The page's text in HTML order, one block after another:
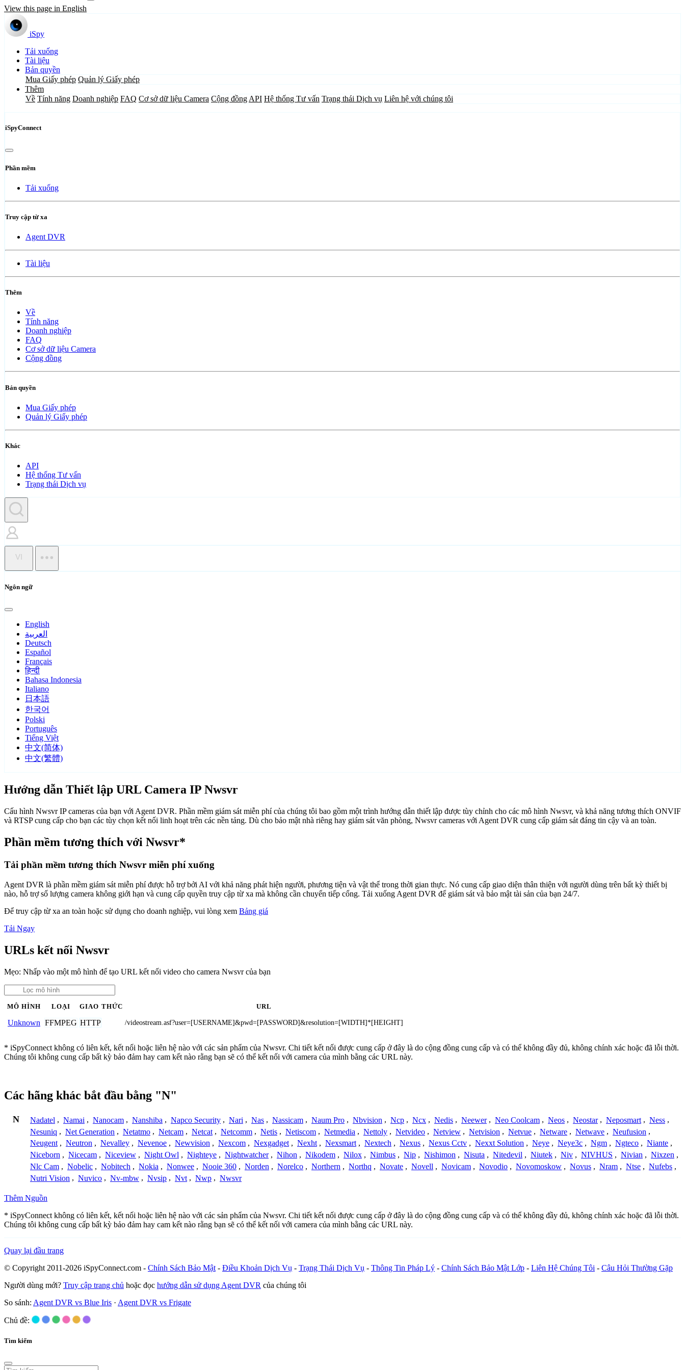
View this page in English
iSpy
Tải xuống
Tài liệu
Bản quyền
Mua Giấy phép Quản lý Giấy phép
Thêm
Về Tính năng Doanh nghiệp FAQ Cơ sở dữ liệu Camera Cộng đồng API Hệ thống Tư vấn Trạng thái Dịch vụ Liên hệ với chúng tôi
iSpyConnect
Phần mềm
Tải xuống
Truy cập từ xa
Agent DVR
Tài liệu
Thêm
Về
Tính năng
Doanh nghiệp
FAQ
Cơ sở dữ liệu Camera
Cộng đồng
Bản quyền
Mua Giấy phép
Quản lý Giấy phép
Khác
API
Hệ thống Tư vấn
Trạng thái Dịch vụ
VI
Ngôn ngữ
English
العربية
Deutsch
Español
Français
हिन्दी
Bahasa Indonesia
Italiano
日本語
한국어
Polski
Português
Tiếng Việt
中文(简体)
中文(繁體)
Hướng dẫn Thiết lập URL Camera IP Nwsvr
Cấu hình Nwsvr IP cameras của bạn với Agent DVR. Phần mềm giám sát miễn phí của chúng tôi bao gồm một trình hướng dẫn thiết lập được tùy chỉnh cho các mô hình Nwsvr, và khả năng tương thích ONVIF
và RTSP cung cấp cho bạn các tùy chọn kết nối linh hoạt trên các nền tảng. Dù cho bảo mật nhà riêng hay giám sát văn phòng, Nwsvr cameras với Agent DVR cung cấp giám sát đáng tin cậy và an toàn.
Phần mềm tương thích với Nwsvr*
Tải phần mềm tương thích Nwsvr miễn phí xuống
Agent DVR là phần mềm giám sát miễn phí được hỗ trợ bởi AI với khả năng phát hiện người, phương tiện và vật thể trong thời gian thực. Nó cung cấp giao diện thân thiện với người dùng trên bất kỳ thiết bị
nào, hỗ trợ số lượng camera không giới hạn và cung cấp quyền truy cập từ xa mà không cần chuyển tiếp cổng. Tải xuống Agent DVR để giám sát và bảo mật tài sản của bạn 24/7.
Để truy cập từ xa an toàn hoặc sử dụng cho doanh nghiệp, vui lòng xem Bảng giá
Tải Ngay
URLs kết nối Nwsvr
Mẹo: Nhấp vào một mô hình để tạo URL kết nối video cho camera Nwsvr của bạn
MÔ HÌNH LOẠI GIAO THỨC URL
Unknown FFMPEG HTTP /videostream.asf?user=[USERNAME]&pwd=[PASSWORD]&resolution=[WIDTH]*[HEIGHT]
* iSpyConnect không có liên kết, kết nối hoặc liên hệ nào với các sản phẩm của Nwsvr. Chi tiết kết nối được cung cấp ở đây là do cộng đồng cung cấp và có thể không đầy đủ, không chính xác hoặc đã lỗi thời.
Chúng tôi không cung cấp bất kỳ bảo đảm hay cam kết nào rằng bạn sẽ có thể kết nối với camera của mình bằng các URL này.
Các hãng khác bắt đầu bằng "N"
N Nadatel , Namai , Nanocam , Nanshiba , Napco Security , Nari , Nas , Nassicam , Naum Pro , Nbvision , Ncp , Ncx , Nedis , Neewer , Neo Coolcam , Neos , Neostar , Neposmart , Ness ,
Nesuniq , Net Generation , Netatmo , Netcam , Netcat , Netcomm , Netis , Netiscom , Netmedia , Nettoly , Netvideo , Netview , Netvision , Netvue , Netware , Netwave , Neufusion ,
Neugent , Neutron , Nevalley , Nevenoe , Newvision , Nexcom , Nexgadget , Nexht , Nexsmart , Nextech , Nexus , Nexus Cctv , Nexxt Solution , Neye , Neye3c , Ngm , Ngteco , Niante ,
Niceborn , Nicecam , Niceview , Night Owl , Nighteye , Nightwatcher , Nihon , Nikodem , Nilox , Nimbus , Nip , Nishimon , Nisuta , Nitedevil , Niutek , Niv , NIVHUS , Nivian , Nixzen ,
Nlc Cam , Nobelic , Nobitech , Nokia , Nonwee , Nooie 360 , Norden , Norelco , Northern , Northq , Novate , Novell , Novicam , Novodio , Novomoskow , Novus , Nram , Ntse , Nufebs ,
Nutri Vision , Nuvico , Nv-mbw , Nvsip , Nvt , Nwp , Nwsvr
Thêm Nguồn
* iSpyConnect không có liên kết, kết nối hoặc liên hệ nào với các sản phẩm của Nwsvr. Chi tiết kết nối được cung cấp ở đây là do cộng đồng cung cấp và có thể không đầy đủ, không chính xác hoặc đã lỗi thời.
Chúng tôi không cung cấp bất kỳ bảo đảm hay cam kết nào rằng bạn sẽ có thể kết nối với camera của mình bằng các URL này.
Quay lại đầu trang
© Copyright 2011-2026 iSpyConnect.com - Chính Sách Bảo Mật - Điều Khoản Dịch Vụ - Trạng Thái Dịch Vụ - Thông Tin Pháp Lý - Chính Sách Bảo Mật Lớp - Liên Hệ Chúng Tôi - Câu Hỏi Thường Gặp
Người dùng mới? Truy cập trang chủ hoặc đọc hướng dẫn sử dụng Agent DVR của chúng tôi
So sánh: Agent DVR vs Blue Iris · Agent DVR vs Frigate
Chủ đề:
Tìm kiếm